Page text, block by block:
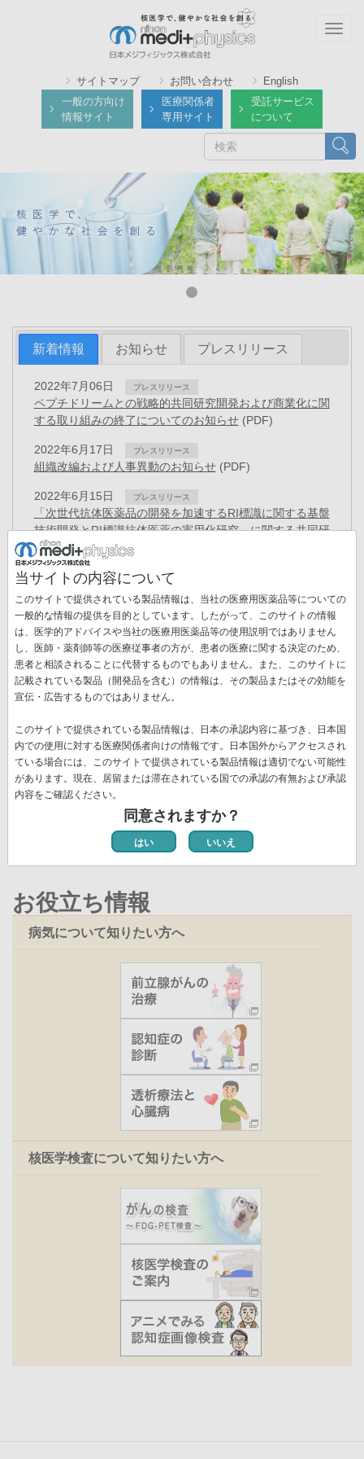
サイトマップ お問い合わせ
English
一般の方向け
情報サイト
医療関係者
専用サイト
受託サービス
について
検索
新着情報 お知らせ プレスリリース
2022年7月06日 プレスリリース
ペプチドリームとの戦略的共同研究開発および商業化に関
する取り組みの終了についてのお知らせ(PDF)
2022年6月17日 プレスリリース
組織改編および人事異動のお知らせ(PDF)
2022年6月15日 プレスリリース
「次世代抗体医薬品の開発を加速するRI標識に関する基盤
技術開発とRI標識抗体医薬の実用化研究」に関する共同研
究契約を締結(PDF)
2022年4月11日 お知らせ
「健康経営優良法人2022」認定のお知らせ(PDF)
2022年4月05日
新しいがん治療と期待されるTATのコア原料となるアクチ
ニウム225の小型加速器による治験薬製造スケールでの製
造に世界で初めて成功(PDF)
ペ
ー
送
り
頭
ペ
ー
ジ
ペ
ー
ジ
ー
ジ
ー
ジ
ー
ジ
ー
ジ
レ
ン
ト
ペ
ー
ジ
ペ
ー
ジ
12
ペ
ー
ジ
13
ペ
ー
ジ
14
次
ペ
ー
››
最
終
ペ
ジ
最終 »
新着情報一覧
お役立ち情報
病気について知りたい方へ
核医学検査について知りたい方へ
当サイトの内容について
このサイトで提供されている製品情報は、当社の医療用医薬品等についての
一般的な情報の提供を目的としています。したがって、このサイトの情報
は、医学的アドバイスや当社の医療用医薬品等の使用説明ではありません
し、医師・薬剤師等の医療従事者の方が、患者の医療に関する決定のため、
患者と相談されることに代替するものでもありません。また、このサイトに
記載されている製品（開発品を含む）の情報は、その製品またはその効能を
宣伝・広告するものではありません。
このサイトで提供されている製品情報は、日本の承認内容に基づき、日本国
内での使用に対する医療関係者向けの情報です。日本国外からアクセスされ
ている場合には、このサイトで提供されている製品情報は適切でない可能性
があります。現在、居留または滞在されている国での承認の有無および承認
内容をご確認ください。
同意されますか？
はい いいえ